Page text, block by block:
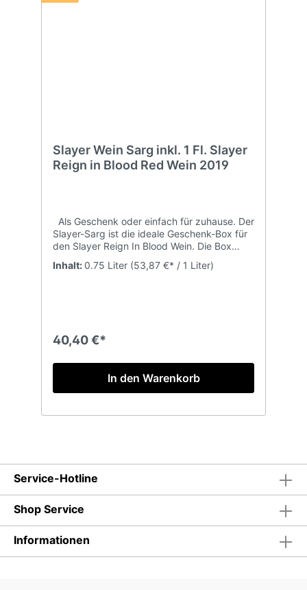
Slayer Wein Sarg inkl. 1 Fl. Slayer
Reign in Blood Red Wein 2019
Als Geschenk oder einfach für zuhause. Der
Slayer-Sarg ist die ideale Geschenk-Box für
den Slayer Reign In Blood Wein. Die Box
besteht aus einem hochwertig, mit partieller
UV-Lackierung, bedrucktem Karton.
Farbe: rot Geschmacksrichtung: trocken
Jahrgang: 2019Rebsorte: Cabernet
Allergenhinweis: enthält
Sulfite! Weingut/Abfüller/Verantwortlicher
International Wines GmbH, 55232 Alzey,
Noten und feine Anklänge von Vanille, was
auf eine gekonnten Ausbau in Barrique-
Fässern schließen lässt.
Empfehlung: Genießen Sie den Cabernet
Sauvignon mit gutem Essen und netten
Freunden. Dazu ideal passend: Thrash-
Metal.
Inhalt: 0.75 Liter (53,87 €* / 1 Liter)
40,40 €*
In den Warenkorb
Service-Hotline
Shop Service
Informationen